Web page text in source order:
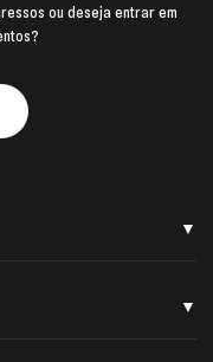
ou deseja entrar em